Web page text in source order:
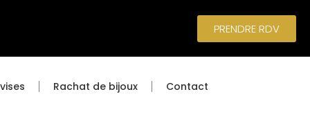
PRENDRE RDV
Rachat de bijoux Contact